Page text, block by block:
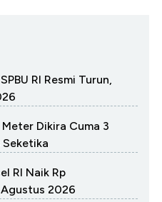
RI Resmi Turun,
Dikira Cuma 3
RI Naik Rp
2026